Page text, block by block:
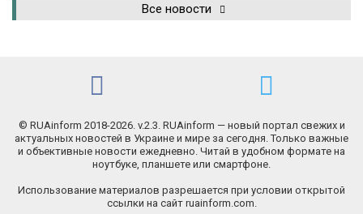
Все новости
© RUAinform 2018-2026. v.2.3. RUAinform — новый портал свежих и
актуальных новостей в Украине и мире за сегодня. Только важные
и объективные новости ежедневно. Читай в удобном формате на
ноутбуке, планшете или смартфоне.
Использование материалов разрешается при условии открытой
ссылки на сайт ruainform.com.